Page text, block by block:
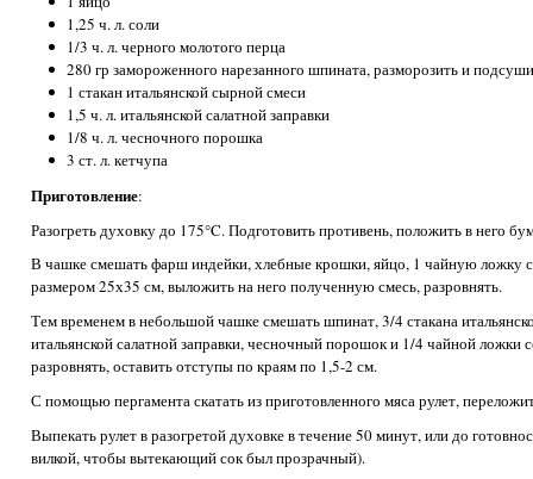
1,25 ч. л. соли
1/3 ч. л. черного молотого перца
280 гр замороженного нарезанного шпината, разморозить и
1 стакан итальянской сырной смеси
1,5 ч. л. итальянской салатной заправки
1/8 ч. л. чесночного порошка
3 ст. л. кетчупа
Приготовление:
Разогреть духовку до 175°C. Подготовить противень, положить в него
В чашке смешать фарш индейки, хлебные крошки, яйцо, 1 чайную ложку
размером 25х35 см, выложить на него полученную смесь, разровнять.
Тем временем в небольшой чашке смешать шпинат, 3/4 стакана
итальянской салатной заправки, чесночный порошок и 1/4 чайной ложки
разровнять, оставить отступы по краям по 1,5-2 см.
С помощью пергамента скатать из приготовленного мяса рулет,
Выпекать рулет в разогретой духовке в течение 50 минут, или до
вилкой, чтобы вытекающий сок был прозрачный).